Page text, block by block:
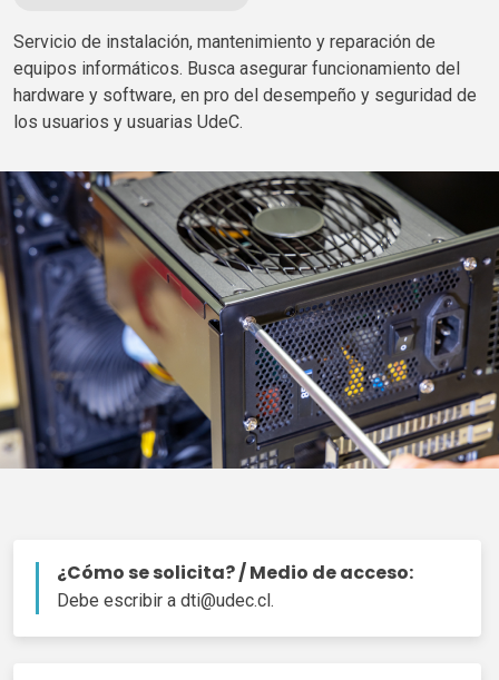
Servicio de instalación, mantenimiento y reparación de
equipos informáticos. Busca asegurar funcionamiento del
hardware y software, en pro del desempeño y seguridad de
los usuarios y usuarias UdeC.
¿Cómo se solicita? / Medio de acceso:
Debe escribir a dti@udec.cl.